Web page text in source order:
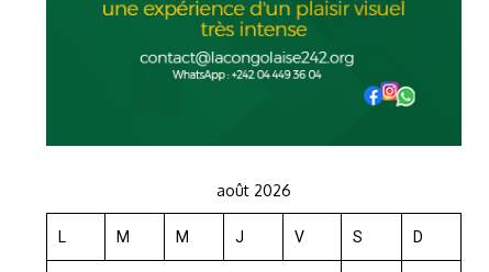
août 2026
L M M J V S D